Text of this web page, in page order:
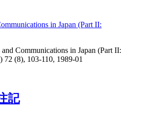
in Japan (Part II:
Communications in Japan (Part II:
72 (8), 103-110, 1989-01
記